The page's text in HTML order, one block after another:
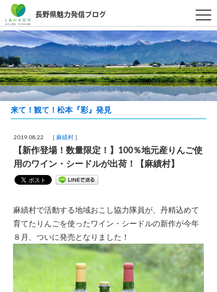
t
o
g
l
n
a
v
i
g
a
t
n
来て！観て！松本『彩』発見
2019.08.22 ［ 麻績村 ］
【新作登場！数量限定！】100％地元産りんご使
用のワイン・シードルが出荷！【麻績村】
麻績村で活動する地域おこし協力隊員が、丹精込めて
育てたりんごを使ったワイン・シードルの新作が今年
８月、ついに発売となりました！